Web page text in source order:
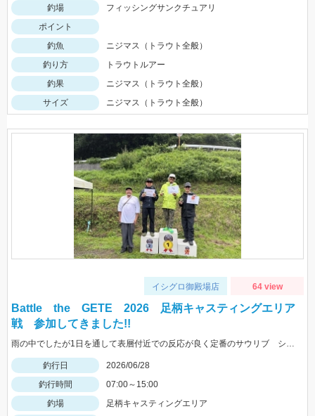
釣場
フィッシングサンクチュアリ
ポイント
釣魚
ニジマス（トラウト全般）
釣り方
トラウトルアー
釣果
ニジマス（トラウト全般）
サイズ
ニジマス（トラウト全般）
イシグロ御殿場店 64 view
Battle the GETE 2026 足柄キャスティングエリア
戦 参加してきました!!
雨の中でしたが1日を通して表層付近での反応が良く定番のサウリブ シャースFe0.4ｇ、0.6ｇ ロデオクラフト ファットモカＪｒＳＲＨＦに反応が良かったです。
釣行日
2026/06/28
釣行時間
07:00～15:00
釣場
足柄キャスティングエリア